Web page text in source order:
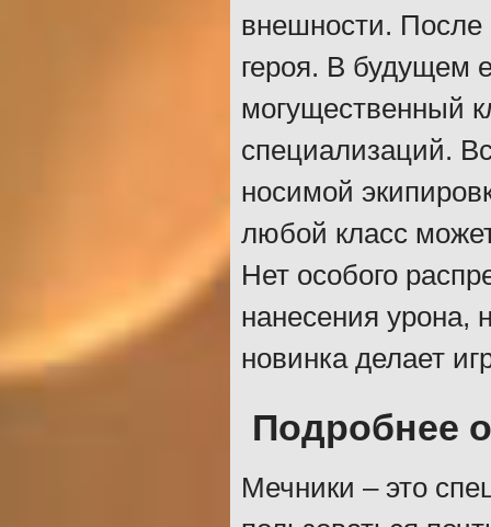
внешности. После
героя. В будущем
могущественный
специализаций.
носимой
любой класс
Нет особого
нанесения урона,
новинка делает
Подробнее
Мечники – это